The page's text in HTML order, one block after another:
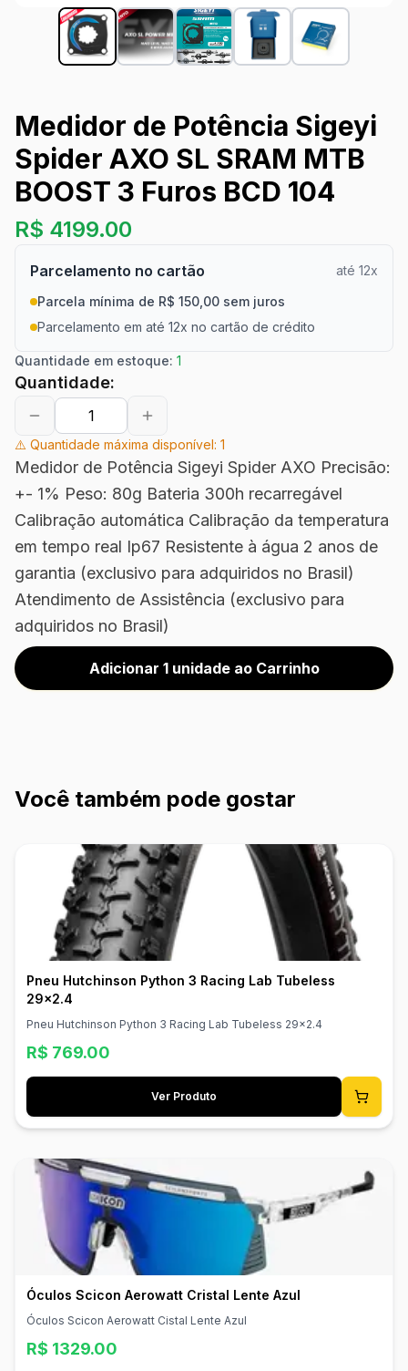
Medidor de Potência Sigeyi
Spider AXO SL SRAM MTB
BOOST 3 Furos BCD 104
R$ 4199.00
Parcelamento no cartão
até 12x
Parcela mínima de R$ 150,00 sem juros
Parcelamento em até 12x no cartão de crédito
Quantidade em estoque: 1
Quantidade:
⚠️ Quantidade máxima disponível: 1
Medidor de Potência Sigeyi Spider AXO Precisão:
+- 1% Peso: 80g Bateria 300h recarregável
Calibração automática Calibração da temperatura
em tempo real Ip67 Resistente à água 2 anos de
garantia (exclusivo para adquiridos no Brasil)
Atendimento de Assistência (exclusivo para
adquiridos no Brasil)
Adicionar 1 unidade ao Carrinho
Você também pode gostar
Pneu Hutchinson Python 3 Racing Lab Tubeless
29x2.4
Pneu Hutchinson Python 3 Racing Lab Tubeless 29x2.4
R$ 769.00
Ver Produto
Óculos Scicon Aerowatt Cristal Lente Azul
Óculos Scicon Aerowatt Cistal Lente Azul
R$ 1329.00